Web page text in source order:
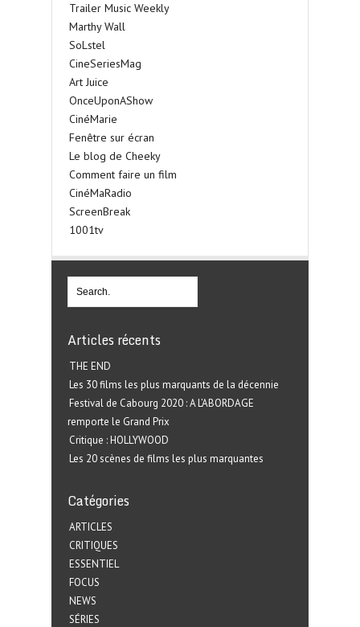
Trailer Music Weekly
Marthy Wall
SoLstel
CineSeriesMag
Art Juice
OnceUponAShow
CinéMarie
Fenêtre sur écran
Le blog de Cheeky
Comment faire un film
CinéMaRadio
ScreenBreak
1001tv
Articles récents
THE END
Les 30 films les plus marquants de la décennie
Festival de Cabourg 2020 : A L’ABORDAGE
remporte le Grand Prix
Critique : HOLLYWOOD
Les 20 scènes de films les plus marquantes
Catégories
ARTICLES
CRITIQUES
ESSENTIEL
FOCUS
NEWS
SÉRIES